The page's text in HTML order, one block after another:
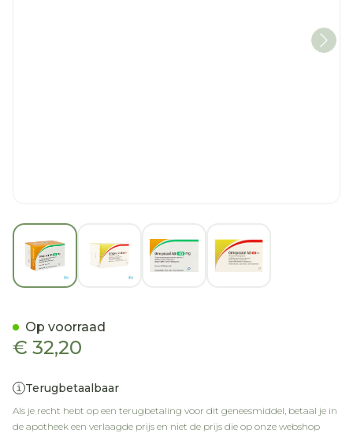
View larger image
€ 32,20
Terugbetaalbaar
Als je recht hebt op een terugbetaling voor dit geneesmiddel, betaal je in
de apotheek een verlaagde prijs en niet de prijs die op onze webshop
Op voorraad